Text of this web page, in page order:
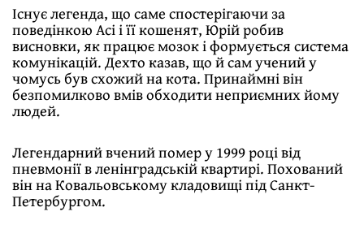
Існує легенда, що саме спостерігаючи за
поведінкою Асі і її кошенят, Юрій робив
висновки, як працює мозок і формується система
комунікацій. Дехто казав, що й сам учений у
чомусь був схожий на кота. Принаймні він
безпомилково вмів обходити неприємних йому
людей.
Легендарний вчений помер у 1999 році від
пневмонії в ленінградській квартирі. Похований
він на Ковальовському кладовищі під Санкт-
Петербургом.